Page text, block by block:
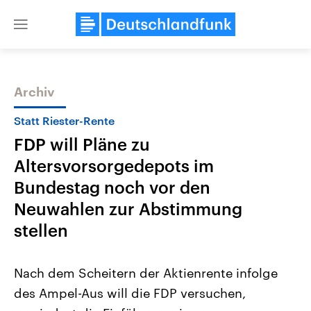
Close
Themen
Sachsen-Anhalt wählt am 6.
September 2026 einen neuen
Landtag. Seit 2021 wird das
Bundesland von einer Koalition aus
Wirtschaftlich und
gehören die Vereinigten
den mächtigsten Ländern
Archiv
Statt Riester-Rente
FDP will Pläne zu
Altersvorsorgedepots im
Bundestag noch vor den
Neuwahlen zur Abstimmung
stellen
Nach dem Scheitern der Aktienrente infolge
des Ampel-Aus will die FDP versuchen,